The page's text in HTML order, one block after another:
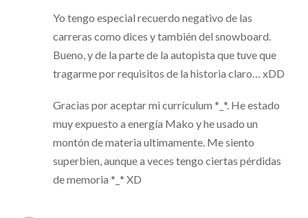
Yo tengo especial recuerdo negativo de las
carreras como dices y también del snowboard.
Bueno, y de la parte de la autopista que tuve que
tragarme por requisitos de la historia claro… xDD
Gracias por aceptar mi currículum *_*. He estado
muy expuesto a energía Mako y he usado un
montón de materia ultimamente. Me siento
superbien, aunque a veces tengo ciertas pérdidas
de memoria *_* XD